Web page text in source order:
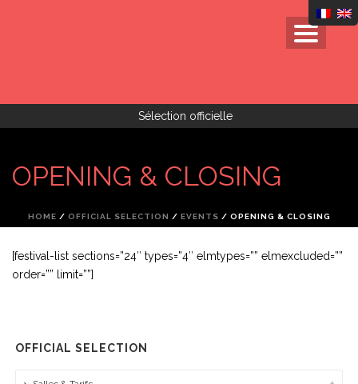
Sélection officielle
OPENING & CLOSING
HOME / OFFICIAL SELECTION / EVENTS / OPENING & CLOSING
[festival-list sections=”24″ types=”4″ elmtypes=”” elmexcluded=””
order=”” limit=””]
OFFICIAL SELECTION